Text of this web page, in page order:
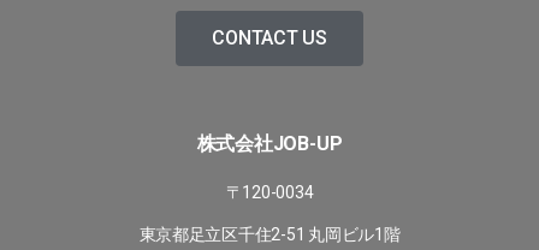
CONTACT US
株式会社JOB-UP
〒120-0034
東京都足立区千住2-51 丸岡ビル1階